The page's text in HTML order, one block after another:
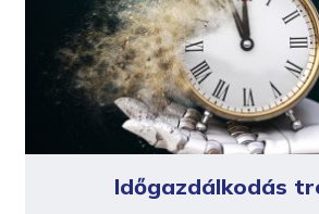
Időgazdálkodás